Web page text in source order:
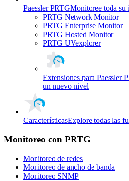
Paessler PRTGMonitoree toda su
PRTG Network Monitor
PRTG Enterprise Monitor
PRTG Hosted Monitor
PRTG UVexplorer
Extensiones para Paessler
un nuevo nivel
CaracterísticasExplore todas las
Monitoreo con PRTG
Monitoreo de redes
Monitoreo de ancho de banda
Monitoreo SNMP